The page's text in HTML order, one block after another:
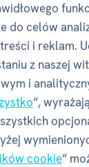
zwierzęta
6 ×
do celów
i reklam.
z naszej
i
“,
cookie“